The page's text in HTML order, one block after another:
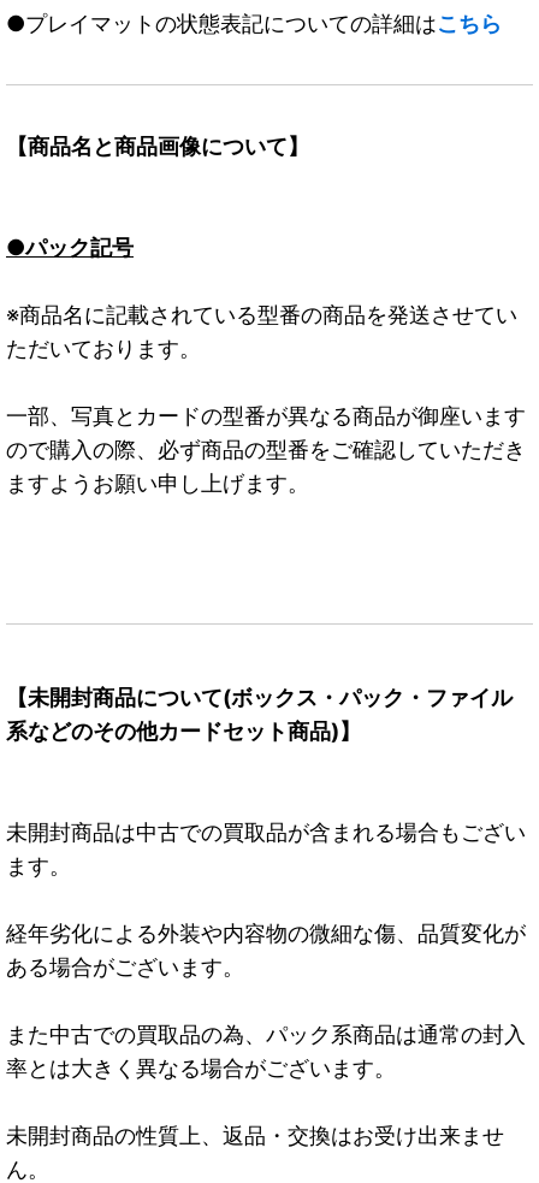
●プレイマットの状態表記についての詳細はこちら
【商品名と商品画像について】
●パック記号
※商品名に記載されている型番の商品を発送させてい
ただいております。
一部、写真とカードの型番が異なる商品が御座います
ので購入の際、必ず商品の型番をご確認していただき
ますようお願い申し上げます。
【未開封商品について(ボックス・パック・ファイル
系などのその他カードセット商品)】
未開封商品は中古での買取品が含まれる場合もござい
ます。
経年劣化による外装や内容物の微細な傷、品質変化が
ある場合がございます。
また中古での買取品の為、パック系商品は通常の封入
率とは大きく異なる場合がございます。
未開封商品の性質上、返品・交換はお受け出来ませ
ん。